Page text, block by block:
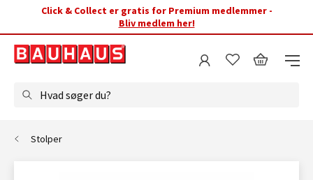
Click & Collect er gratis for Premium medlemmer -
Bliv medlem her!
Hvad søger du?
Stolper